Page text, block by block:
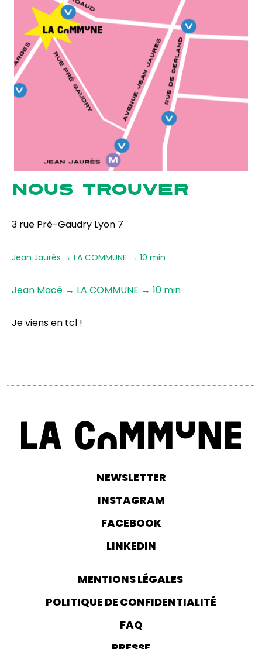
NOUS TROUVER
3 rue Pré-Gaudry Lyon 7
Jean Jaurès → LA COMMUNE → 10 min
Jean Macé → LA COMMUNE → 10 min
Je viens en tcl !
NEWSLETTER
INSTAGRAM
FACEBOOK
LINKEDIN
MENTIONS LÉGALES
POLITIQUE DE CONFIDENTIALITÉ
FAQ